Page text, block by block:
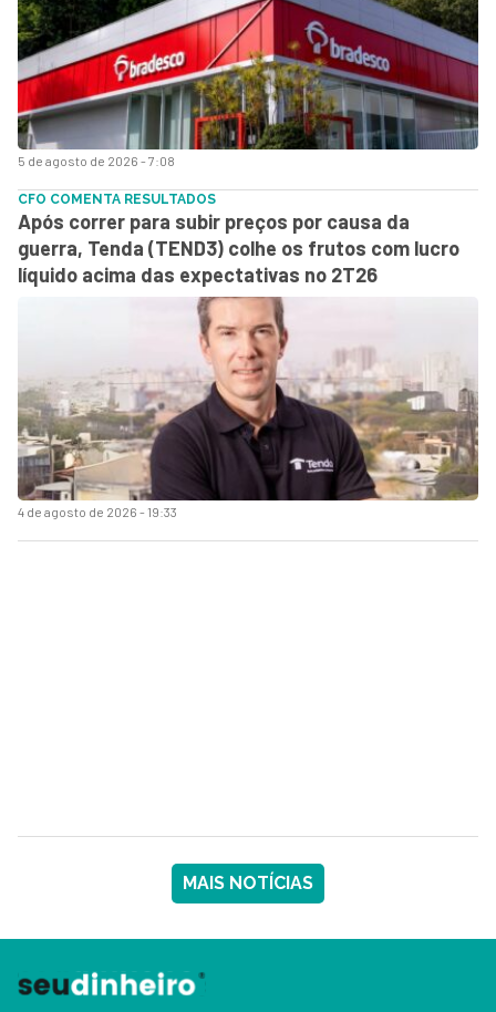
5 de agosto de 2026 - 7:08
4 de agosto de 2026 - 19:33
CFO COMENTA RESULTADOS
Após correr para subir preços por causa da
guerra, Tenda (TEND3) colhe os frutos com lucro
líquido acima das expectativas no 2T26
MAIS NOTÍCIAS